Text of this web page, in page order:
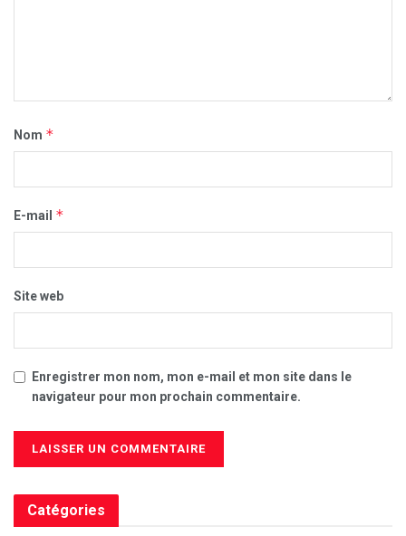
Nom *
E-mail *
Site web
Enregistrer mon nom, mon e-mail et mon site dans le
navigateur pour mon prochain commentaire.
Catégories